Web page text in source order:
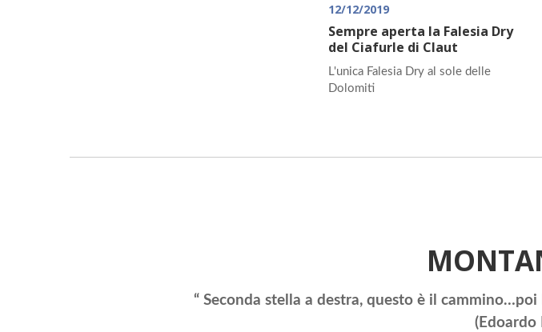
12/12/2019
Sempre aperta la Falesia Dry
del Ciafurle di Claut
L'unica Falesia Dry al sole delle
Dolomiti
“ Seconda stella a destra, questo è il
(Edoardo